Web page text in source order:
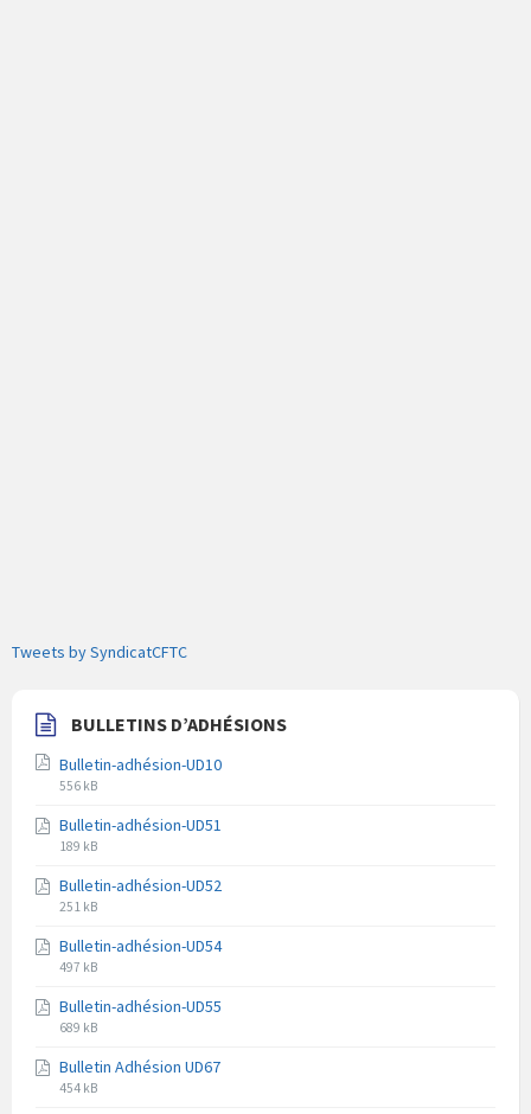
Tweets by SyndicatCFTC
BULLETINS D’ADHÉSIONS
Bulletin-adhésion-UD10
Extension
fichier
pdf
Taille
fichier
556 kB
Bulletin-adhésion-UD51
Extension
fichier
pdf
Taille
fichier
189 kB
Bulletin-adhésion-UD52
Extension
fichier
pdf
Taille
fichier
251 kB
Bulletin-adhésion-UD54
Extension
fichier
pdf
Taille
fichier
497 kB
Bulletin-adhésion-UD55
Extension
fichier
pdf
Taille
fichier
689 kB
Bulletin Adhésion UD67
Extension
Taille
454 kB